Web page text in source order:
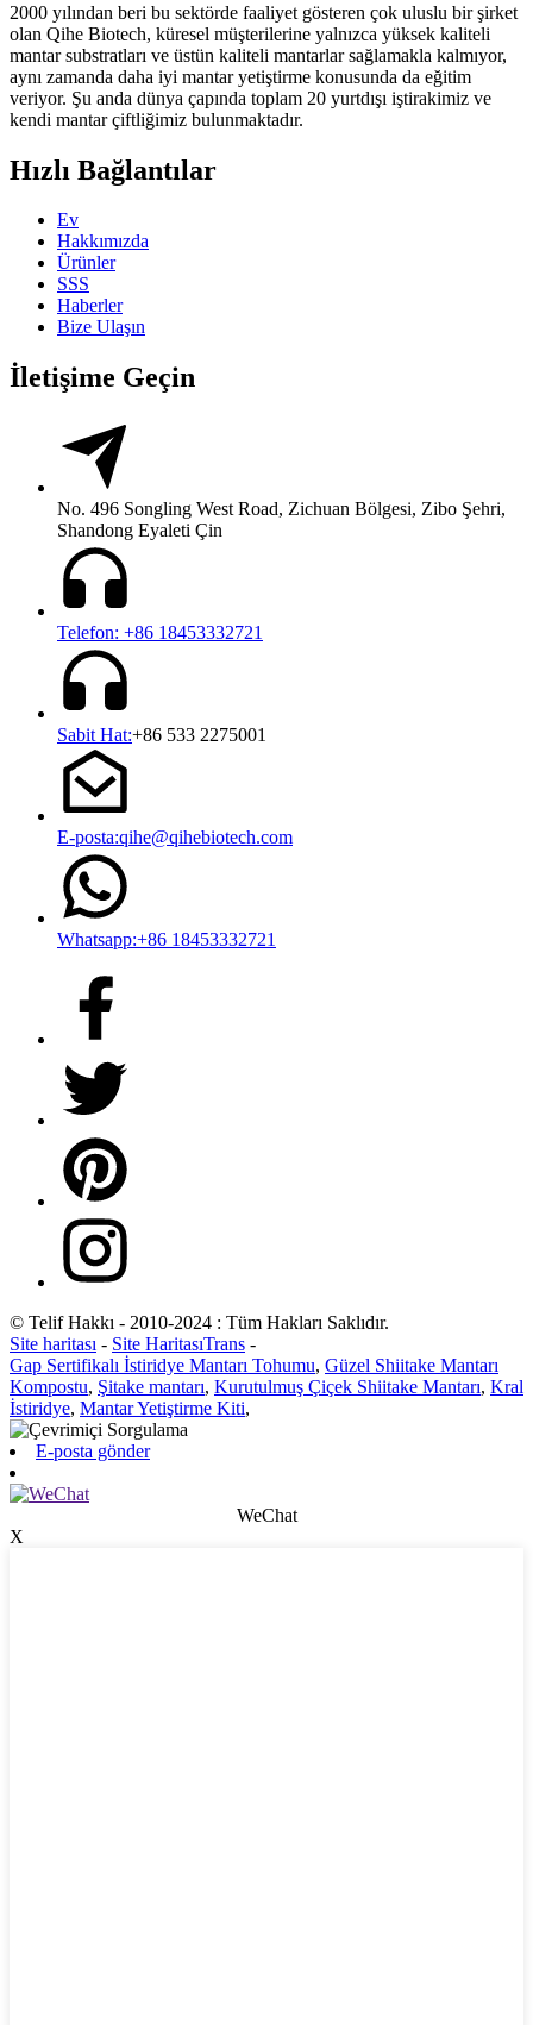
2000 yılından beri bu sektörde faaliyet gösteren çok uluslu bir şirket
olan Qihe Biotech, küresel müşterilerine yalnızca yüksek kaliteli
mantar substratları ve üstün kaliteli mantarlar sağlamakla kalmıyor,
aynı zamanda daha iyi mantar yetiştirme konusunda da eğitim
veriyor. Şu anda dünya çapında toplam 20 yurtdışı iştirakimiz ve
kendi mantar çiftliğimiz bulunmaktadır.
Hızlı Bağlantılar
Ev
Hakkımızda
Ürünler
SSS
Haberler
Bize Ulaşın
İletişime Geçin
No. 496 Songling West Road, Zichuan Bölgesi, Zibo Şehri,
Shandong Eyaleti Çin
Telefon: +86 18453332721
Sabit Hat:+86 533 2275001
E-posta:qihe@qihebiotech.com
Whatsapp:+86 18453332721
© Telif Hakkı - 2010-2024 : Tüm Hakları Saklıdır.
Site haritası - Site HaritasıTrans -
Gap Sertifikalı İstiridye Mantarı Tohumu, Güzel Shiitake Mantarı
Kompostu, Şitake mantarı, Kurutulmuş Çiçek Shiitake Mantarı, Kral
İstiridye, Mantar Yetiştirme Kiti,
E-posta gönder
WeChat
X